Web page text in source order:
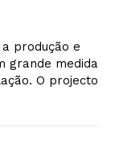
produção e
grande medida
O projecto